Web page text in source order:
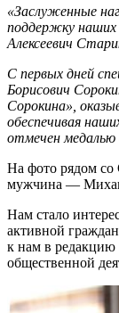
«Заслуженные
поддержку наших
Алексеевич
С первых дней
Борисович
Сорокина»,
обеспечивая
отмечен
На фото рядом
мужчина —
Нам стало
активной
к нам в редакцию
общественной